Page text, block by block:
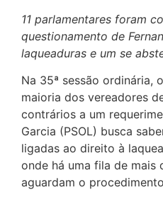
11 parlamentares foram
questionamento de
laqueaduras e um se
Na 35ª sessão ordinária,
maioria dos vereadores
contrários a um
Garcia (PSOL) busca
ligadas ao direito à
onde há uma fila de mais
aguardam o